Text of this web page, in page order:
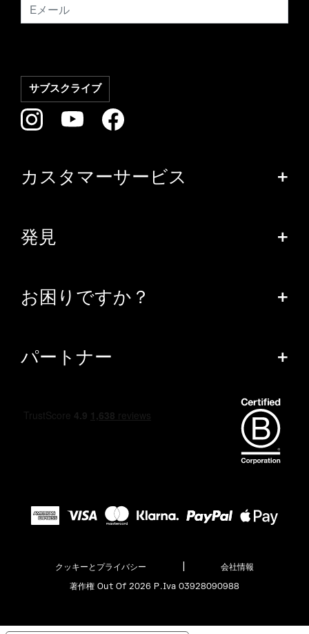
カスタマーサービス +
発見 +
お困りですか？ +
パートナー +
クッキーとプライバシー
会社情報
著作権 Out Of 2026 P.Iva 03928090988